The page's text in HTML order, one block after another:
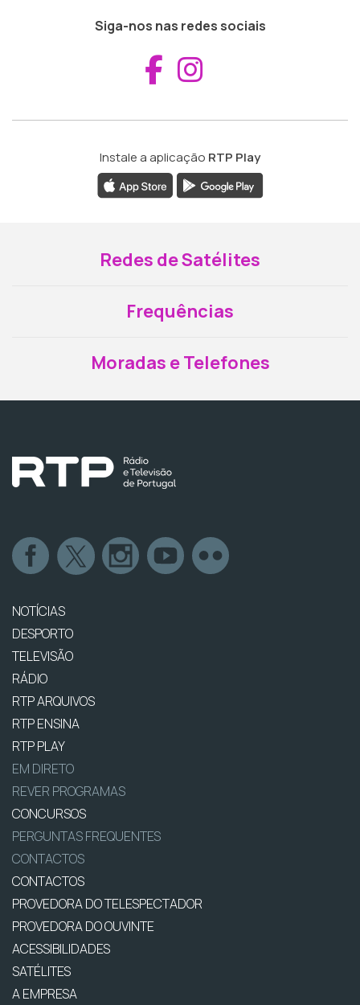
Siga-nos nas redes sociais
Aceder ao
Instale a aplicação RTP Play
Redes de Satélites
Frequências
Moradas e Telefones
NOTÍCIAS
DESPORTO
TELEVISÃO
RÁDIO
RTP ARQUIVOS
RTP ENSINA
RTP PLAY
EM DIRETO
REVER PROGRAMAS
CONCURSOS
PERGUNTAS FREQUENTES
CONTACTOS
CONTACTOS
PROVEDORA DO TELESPECTADOR
PROVEDORA DO OUVINTE
ACESSIBILIDADES
SATÉLITES
A EMPRESA